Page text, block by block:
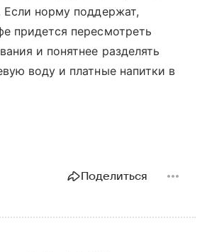
Если норму поддержат,
придется пересмотреть
и понятнее разделять
воду и платные напитки в
Поделиться